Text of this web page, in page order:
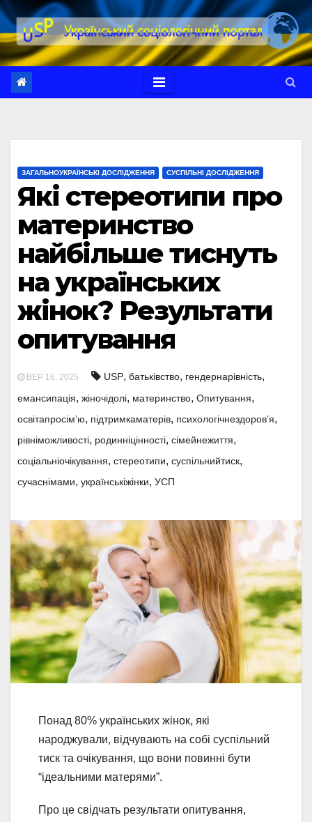
Перейти
до
вмісту
ЗАГАЛЬНОУКРАЇНСЬКІ ДОСЛІДЖЕННЯ СУСПІЛЬНІ ДОСЛІДЖЕННЯ
Які стереотипи про
материнство
найбільше тиснуть
на українських
жінок? Результати
опитування
ВЕР 16, 2025 USP, батьківство, гендернарівність,
емансипація, жіночідолі, материнство, Опитування,
освітапросімʼю, підтримкаматерів, психологічнездоровʼя,
рівніможливості, родинніцінності, сімейнежиття,
соціальніочікування, стереотипи, суспільнийтиск,
сучаснімами, українськіжінки, УСП
Понад 80% українських жінок, які
народжували, відчувають на собі суспільний
тиск та очікування, що вони повинні бути
“ідеальними матерями”.
Про це свідчать результати опитування,